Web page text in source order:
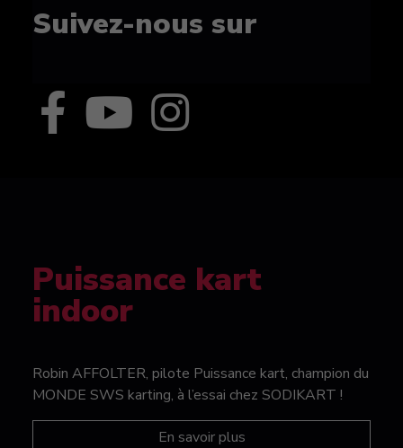
Suivez-nous sur
Puissance kart
indoor
Robin AFFOLTER, pilote Puissance kart, champion du
MONDE SWS karting, à l’essai chez SODIKART !
En savoir plus